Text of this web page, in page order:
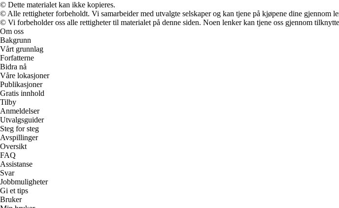
© Dette materialet kan ikke kopieres.
© Alle rettigheter forbeholdt. Vi samarbeider med utvalgte selskaper og kan tjene på kjøpene dine gjennom
© Vi forbeholder oss alle rettigheter til materialet på denne siden. Noen lenker kan tjene oss gjennom
Om oss
Bakgrunn
Vårt grunnlag
Forfatterne
Bidra nå
Våre lokasjoner
Publikasjoner
Gratis innhold
Tilby
Anmeldelser
Utvalgsguider
Steg for steg
Avspillinger
Oversikt
FAQ
Assistanse
Svar
Jobbmuligheter
Gi et tips
Bruker